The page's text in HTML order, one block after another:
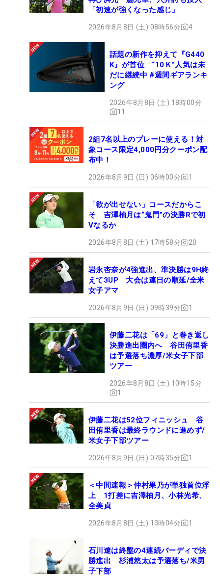
「初速が強くなった感じ」
2026年8月8日 (土) 08時56分 4
話題の新作を抑えて『G440
K』が首位 “10Ｋ”人気は未
だに継続中 #週間ギアランキ
ング
2026年8月8日 (土) 18時00分
11
2組7名以上のプレーに使える！対
象コース限定4,000円分クーポン配
布中！
2026年8月9日 (日) 06時00分 1
「欲が出せない」コースだからこ
そ 吉澤柚月は“鬼門”の決勝Rで初
Vなるか
2026年8月8日 (土) 17時58分 20
岩永杏奈が4強進出、準決勝は9H終
えて3UP 大会は連日の順延/全米
女子アマ
2026年8月9日 (日) 09時39分 1
伊藤二花は「69」と巻き返し
決勝進出圏内へ 谷田侑里香
は予選落ち濃厚/米女子下部
ツアー
2026年8月8日 (土) 10時15分
1
伊藤二花は52位フィニッシュ 谷
田侑里香は最終ラウンドに進めず/
米女子下部ツアー
2026年8月9日 (日) 07時35分 1
＜中間速報＞仲村果乃が単独首位浮
上 1打差に吉澤柚月、小林光希、
全美貞
2026年8月8日 (土) 13時04分 1
石川遼は終盤の4連続バーディで決
勝進出 杉浦悠太は予選落ち/米男
子下部